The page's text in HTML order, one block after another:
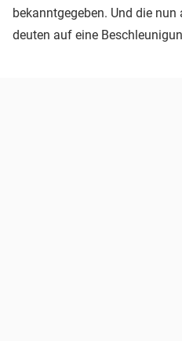
bekanntgegeben. Und die
deuten auf eine